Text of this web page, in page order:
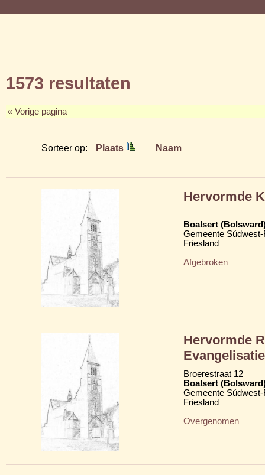
1573 resultaten
« Vorige pagina
Sorteer op: Plaats Naam
Hervormde
Boalsert
Gemeente
Friesland
Afgebroken
Hervormde
Broerestraat 12
Boalsert
Gemeente
Friesland
Overgenomen